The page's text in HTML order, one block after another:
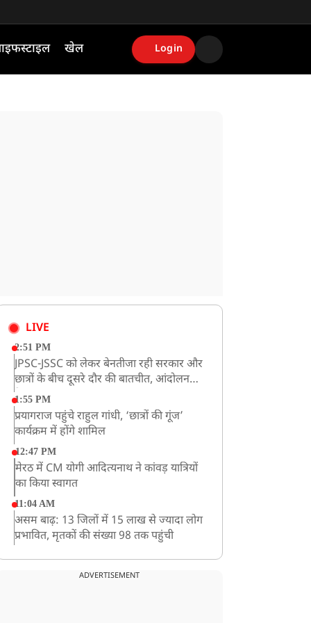
खेल Login
LIVE
2:51 PM
JPSC-JSSC को लेकर बेनतीजा रही सरकार और
छात्रों के बीच दूसरे दौर की बातचीत, आंदोलन
तेज
1:55 PM
प्रयागराज पहुंचे राहुल गांधी, ‘छात्रों की गूंज’
कार्यक्रम में होंगे शामिल
12:47 PM
मेरठ में CM योगी आदित्यनाथ ने कांवड़ यात्रियों
का किया स्वागत
11:04 AM
असम बाढ़: 13 जिलों में 15 लाख से ज्यादा लोग
प्रभावित, मृतकों की संख्या 98 तक पहुंची
हिमाचल के चंबा में बड़ा सड़क हादसा, 7 यात्रियों
ADVERTISEMENT